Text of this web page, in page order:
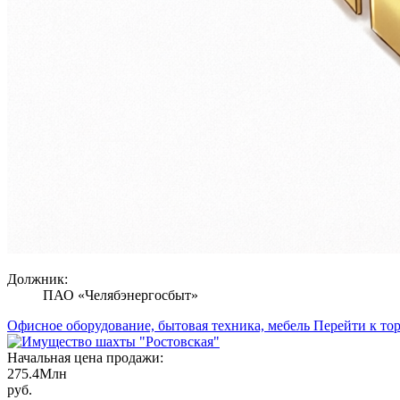
Должник:
ПАО «Челябэнергосбыт»
Офисное оборудование, бытовая техника, мебель Перейти к
Начальная цена продажи:
275.4Млн
руб.